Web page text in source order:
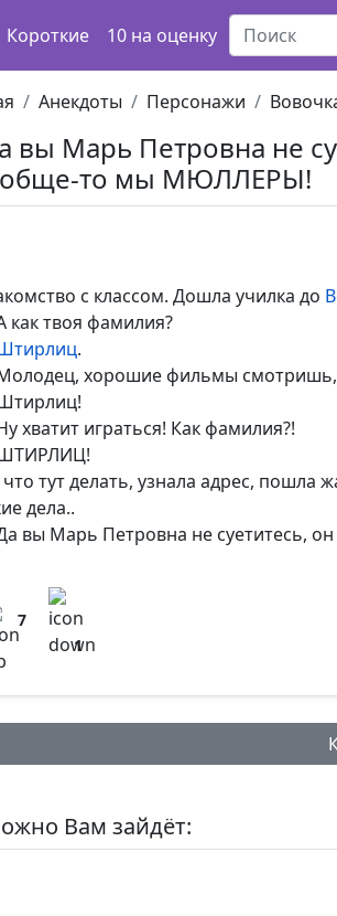
Короткие 10 на оценку
Анекдоты Персонажи
вы Марь Петровна не
то мы МЮЛЛЕРЫ!
с классом. Дошла училка до
как твоя фамилия?
.
хорошие фильмы смотришь,
хватит играться! Как фамилия?!
тут делать, узнала адрес, пошла
дела..
вы Марь Петровна не суетитесь,
7
1
Вам зайдёт: